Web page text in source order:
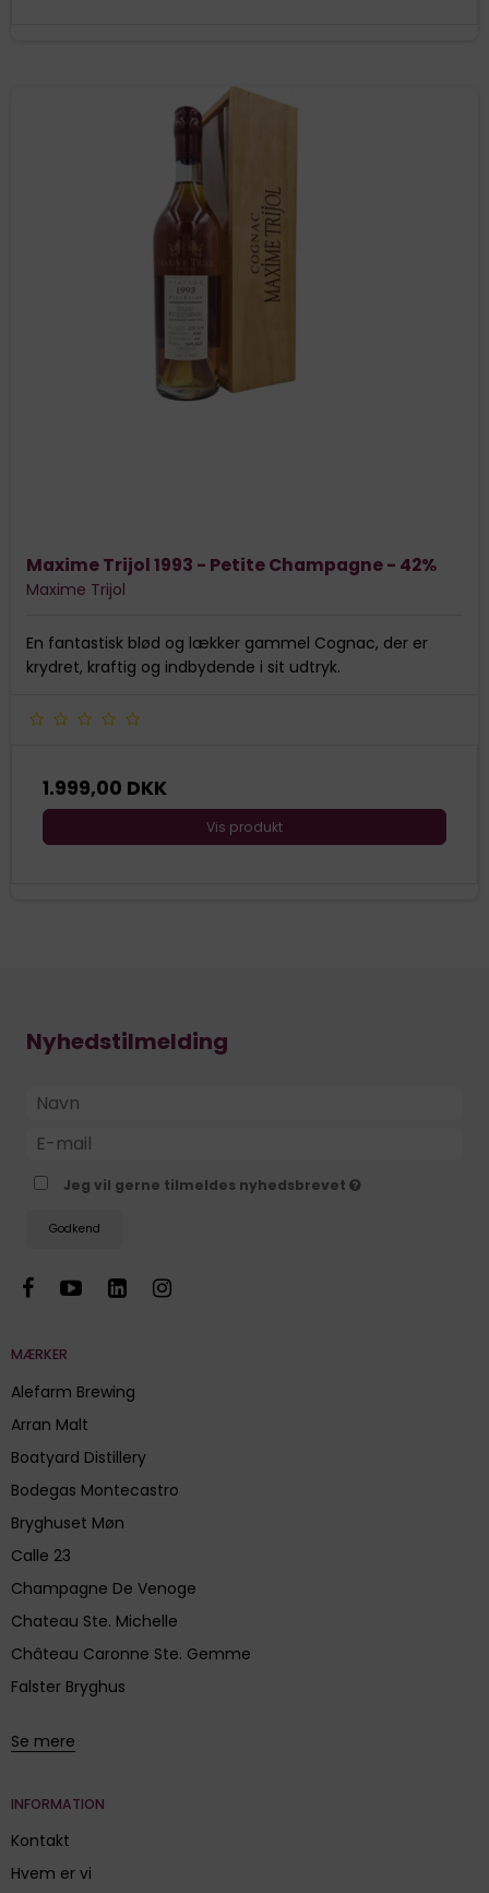
Maxime Trijol 1993 - Petite Champagne - 42%
Maxime Trijol
En fantastisk blød og lækker gammel Cognac, der er
krydret, kraftig og indbydende i sit udtryk.
1.999,00 DKK
Vis produkt
Nyhedstilmelding
Jeg vil gerne tilmeldes nyhedsbrevet
Godkend
MÆRKER
Alefarm Brewing
Arran Malt
Boatyard Distillery
Bodegas Montecastro
Bryghuset Møn
Calle 23
Champagne De Venoge
Chateau Ste. Michelle
Château Caronne Ste. Gemme
Falster Bryghus
Se mere
INFORMATION
Kontakt
Hvem er vi